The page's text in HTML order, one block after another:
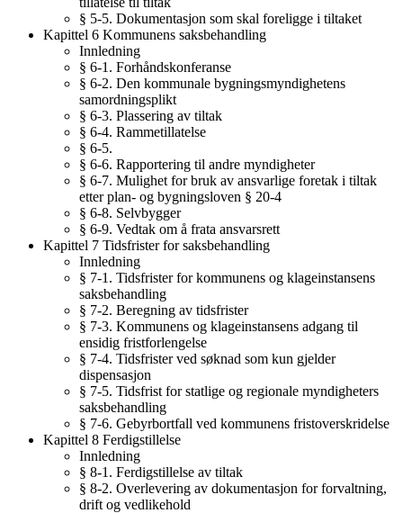
§ 5-5. Dokumentasjon som skal foreligge i tiltaket
Kapittel 6 Kommunens saksbehandling
Innledning
§ 6-1. Forhåndskonferanse
§ 6-2. Den kommunale bygningsmyndighetens
samordningsplikt
§ 6-3. Plassering av tiltak
§ 6-4. Rammetillatelse
§ 6-5.
§ 6-6. Rapportering til andre myndigheter
§ 6-7. Mulighet for bruk av ansvarlige foretak i tiltak
etter plan- og bygningsloven § 20-4
§ 6-8. Selvbygger
§ 6-9. Vedtak om å frata ansvarsrett
Kapittel 7 Tidsfrister for saksbehandling
Innledning
§ 7-1. Tidsfrister for kommunens og klageinstansens
saksbehandling
§ 7-2. Beregning av tidsfrister
§ 7-3. Kommunens og klageinstansens adgang til
ensidig fristforlengelse
§ 7-4. Tidsfrister ved søknad som kun gjelder
dispensasjon
§ 7-5. Tidsfrist for statlige og regionale myndigheters
saksbehandling
§ 7-6. Gebyrbortfall ved kommunens fristoverskridelse
Kapittel 8 Ferdigstillelse
Innledning
§ 8-1. Ferdigstillelse av tiltak
§ 8-2. Overlevering av dokumentasjon for forvaltning,
drift og vedlikehold